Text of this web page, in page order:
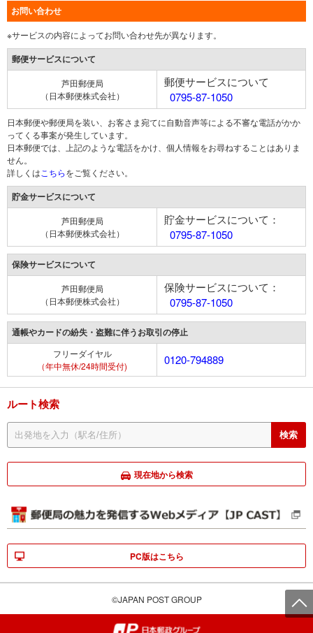
お問い合わせ
※サービスの内容によってお問い合わせ先が異なります。
郵便サービスについて
芦田郵便局
（日本郵便株式会社）
郵便サービスについて
0795-87-1050
日本郵便や郵便局を装い、お客さま宛てに自動音声等による不審な電話がかか
ってくる事案が発生しています。
日本郵便では、上記のような電話をかけ、個人情報をお尋ねすることはありま
せん。
詳しくは こちらをご覧ください。
貯金サービスについて
芦田郵便局
（日本郵便株式会社）
貯金サービスについて：
0795-87-1050
保険サービスについて
芦田郵便局
（日本郵便株式会社）
保険サービスについて：
0795-87-1050
通帳やカードの紛失・盗難に伴うお取引の停止
フリーダイヤル
（年中無休/24時間受付)
0120-794889
ルート検索
現在地から検索
PC版はこちら
©JAPAN POST GROUP